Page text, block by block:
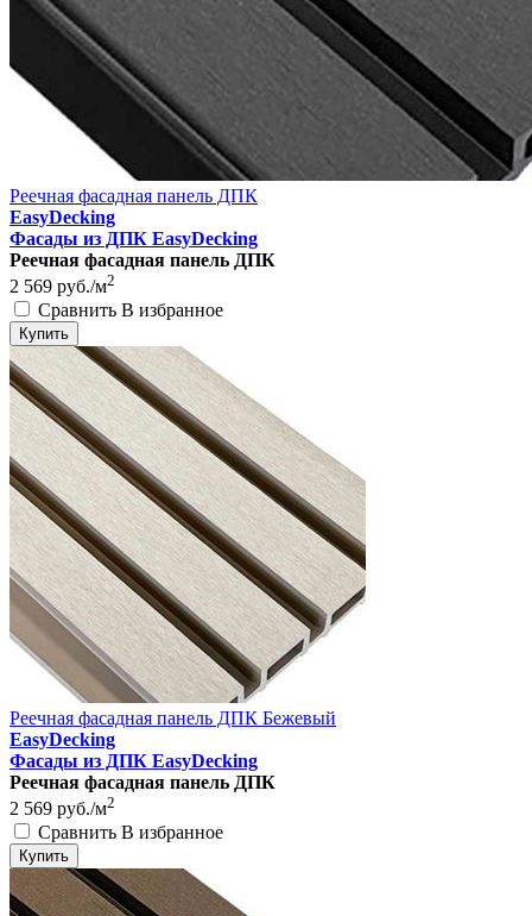
Реечная фасадная панель ДПК
EasyDecking
Фасады из ДПК EasyDecking
Реечная фасадная панель ДПК
2 569 руб./м2
Сравнить В избранное
Купить
Реечная фасадная панель ДПК Бежевый
EasyDecking
Фасады из ДПК EasyDecking
Реечная фасадная панель ДПК
2 569 руб./м2
Сравнить В избранное
Купить